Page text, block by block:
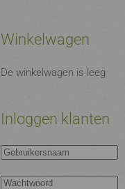
Winkelwagen
De winkelwagen is leeg
Inloggen klanten